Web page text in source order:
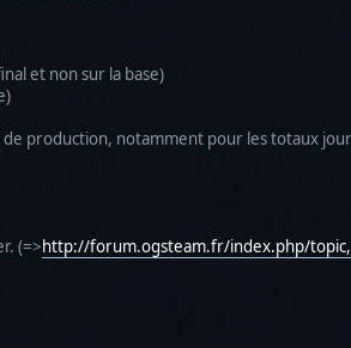
et non sur la base)
production, notamment pour les totaux
(=>http://forum.ogsteam.fr/index.php/